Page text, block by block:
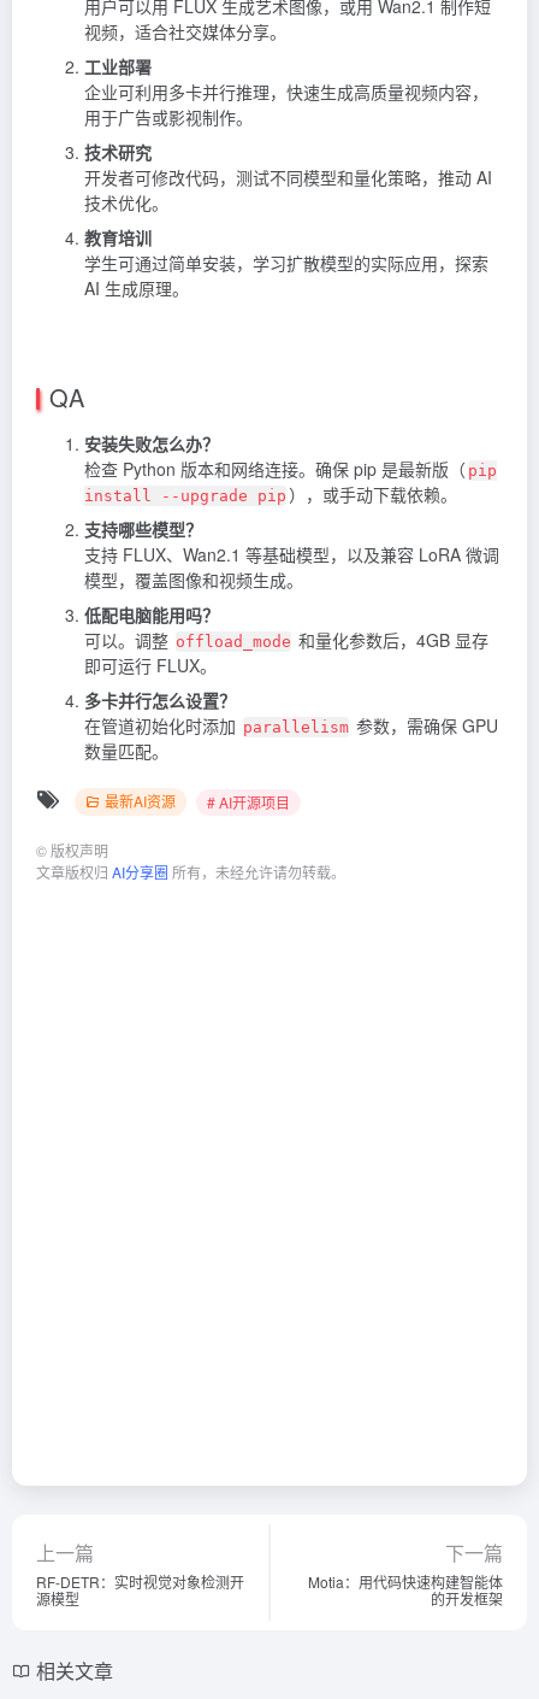
用户可以用 FLUX 生成艺术图像，或用 Wan2.1 制作短
视频，适合社交媒体分享。
工业部署
企业可利用多卡并行推理，快速生成高质量视频内容，
用于广告或影视制作。
技术研究
开发者可修改代码，测试不同模型和量化策略，推动 AI
技术优化。
教育培训
学生可通过简单安装，学习扩散模型的实际应用，探索
AI 生成原理。
QA
安装失败怎么办？
检查 Python 版本和网络连接。确保 pip 是最新版（ pip
install --upgrade pip ），或手动下载依赖。
支持哪些模型？
支持 FLUX、Wan2.1 等基础模型，以及兼容 LoRA 微调
模型，覆盖图像和视频生成。
低配电脑能用吗？
可以。调整 offload_mode 和量化参数后，4GB 显存
即可运行 FLUX。
多卡并行怎么设置？
在管道初始化时添加 parallelism 参数，需确保 GPU
数量匹配。
最新AI资源 # AI开源项目
©版权声明
文章版权归 AI分享圈 所有，未经允许请勿转载。
上一篇
RF-DETR：实时视觉对象检测开
源模型
下一篇
Motia：用代码快速构建智能体
的开发框架
相关文章